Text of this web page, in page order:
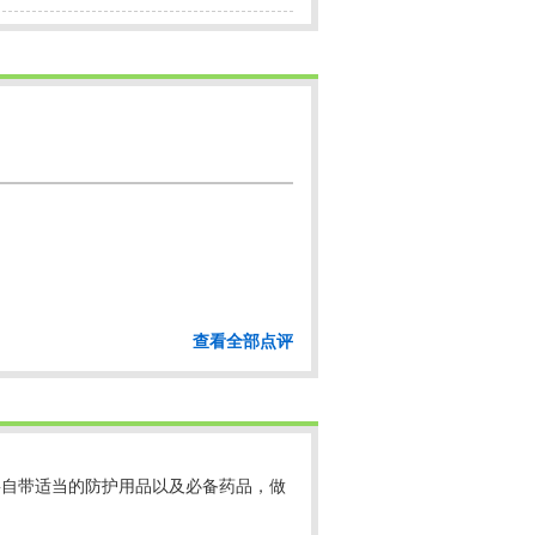
查看全部点评
带适当的防护用品以及必备药品，做